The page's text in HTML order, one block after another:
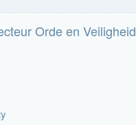
Orde en Veiligheid